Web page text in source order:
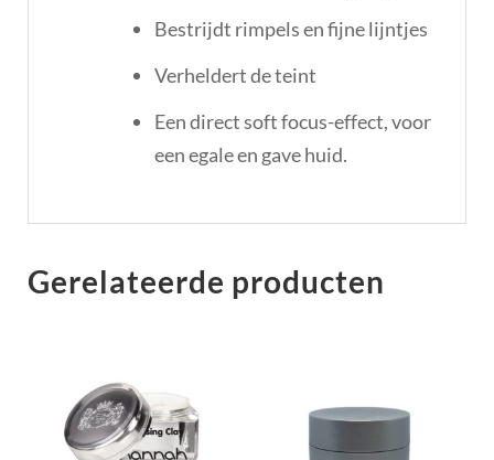
Bestrijdt rimpels en fijne lijntjes
Verheldert de teint
Een direct soft focus-effect, voor
een egale en gave huid.
Gerelateerde producten